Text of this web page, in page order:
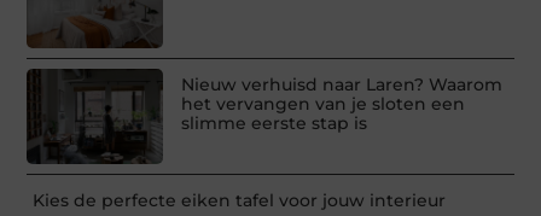
Nieuw verhuisd naar Laren? Waarom
het vervangen van je sloten een
slimme eerste stap is
Kies de perfecte eiken tafel voor jouw interieur